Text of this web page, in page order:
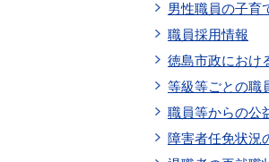
男性職員の子育
職員採用情報
徳島市政におけ
等級等ごとの職
職員等からの公
障害者任免状況